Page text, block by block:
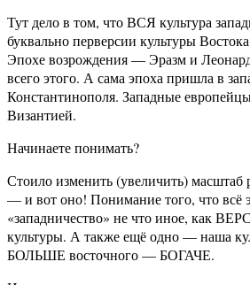
Тут дело в том, что ВСЯ культура
буквально перверсии культуры
Эпохе возрождения — Эразм и
всего этого. А сама эпоха пришла в
Константинополя. Западные
Византией.
Начинаете понимать?
Стоило изменить (увеличить) масштаб
— и вот оно! Понимание того, что всё
«западничество» не что иное, как
культуры. А также ещё одно — наша
БОЛЬШЕ восточного — БОГАЧЕ.